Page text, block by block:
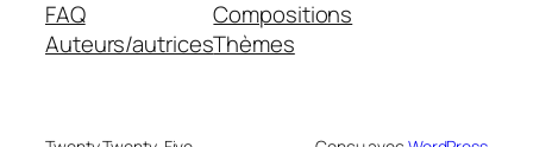
FAQ
Auteurs/autrices
Compositions
Thèmes